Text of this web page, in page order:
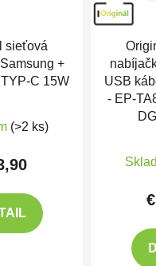
sieťová
+
C 15W
Priemerné hodnotenie
(>2 ks)
USB
- EP-